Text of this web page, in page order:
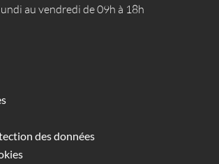
au vendredi de 09h à 18h
des données